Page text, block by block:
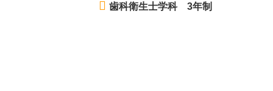
歯科衛生士学科 3年制